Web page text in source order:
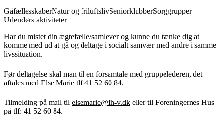
GåfællesskaberNatur og friluftslivSeniorklubberSorggrupper
Udendørs aktiviteter
Har du mistet din ægtefælle/samlever og kunne du tænke dig at
komme med ud at gå og deltage i socialt samvær med andre i samme
livssituation.
Før deltagelse skal man til en forsamtale med gruppelederen, det
aftales med Else Marie tlf 41 52 60 84.
Tilmelding på mail til elsemarie@fh-v.dk eller til Foreningernes Hus
på tlf: 41 52 60 84.